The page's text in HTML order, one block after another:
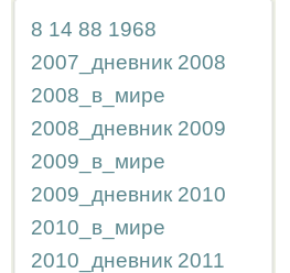
8 14 88 1968
2007_дневник 2008
2008_в_мире
2008_дневник 2009
2009_в_мире
2009_дневник 2010
2010_в_мире
2010_дневник 2011